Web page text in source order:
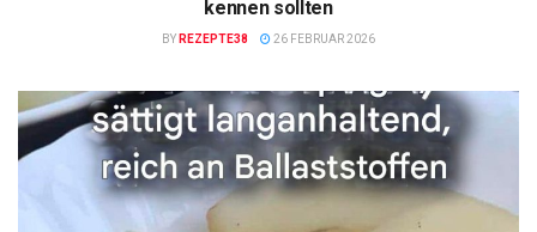
kennen sollten
BY REZEPTE38 26 FEBRUAR 2026